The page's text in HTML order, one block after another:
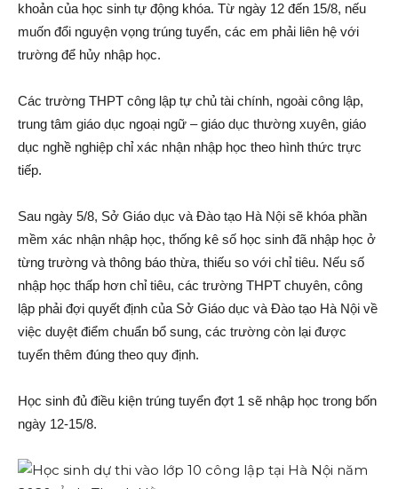
khoản của học sinh tự động khóa. Từ ngày 12 đến 15/8, nếu
muốn đổi nguyện vọng trúng tuyển, các em phải liên hệ với
trường để hủy nhập học.
Các trường THPT công lập tự chủ tài chính, ngoài công lập,
trung tâm giáo dục ngoại ngữ – giáo dục thường xuyên, giáo
dục nghề nghiệp chỉ xác nhận nhập học theo hình thức trực
tiếp.
Sau ngày 5/8, Sở Giáo dục và Đào tạo Hà Nội sẽ khóa phần
mềm xác nhận nhập học, thống kê số học sinh đã nhập học ở
từng trường và thông báo thừa, thiếu so với chỉ tiêu. Nếu số
nhập học thấp hơn chỉ tiêu, các trường THPT chuyên, công
lập phải đợi quyết định của Sở Giáo dục và Đào tạo Hà Nội về
việc duyệt điểm chuẩn bổ sung, các trường còn lại được
tuyển thêm đúng theo quy định.
Học sinh đủ điều kiện trúng tuyển đợt 1 sẽ nhập học trong bốn
ngày 12-15/8.